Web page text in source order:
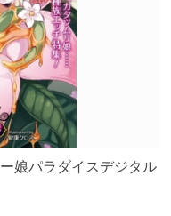
娘パラダイスデジタル